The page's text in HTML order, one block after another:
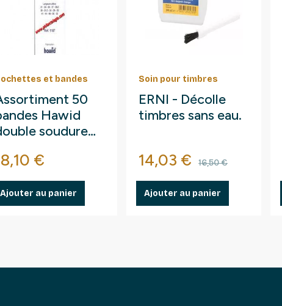
et bandes
50
Hawid
soudure
€
Ajouter au panier
Soin pour timbres
ERNI - Décolle
timbres sans eau.
Prix
14,03 € Prix de base
16,50 €
Ajouter au panier